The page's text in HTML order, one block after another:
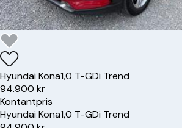
HyundaiKona1,0 T-GDi Trend
94.900 kr
Kontantpris
HyundaiKona1,0 T-GDi Trend